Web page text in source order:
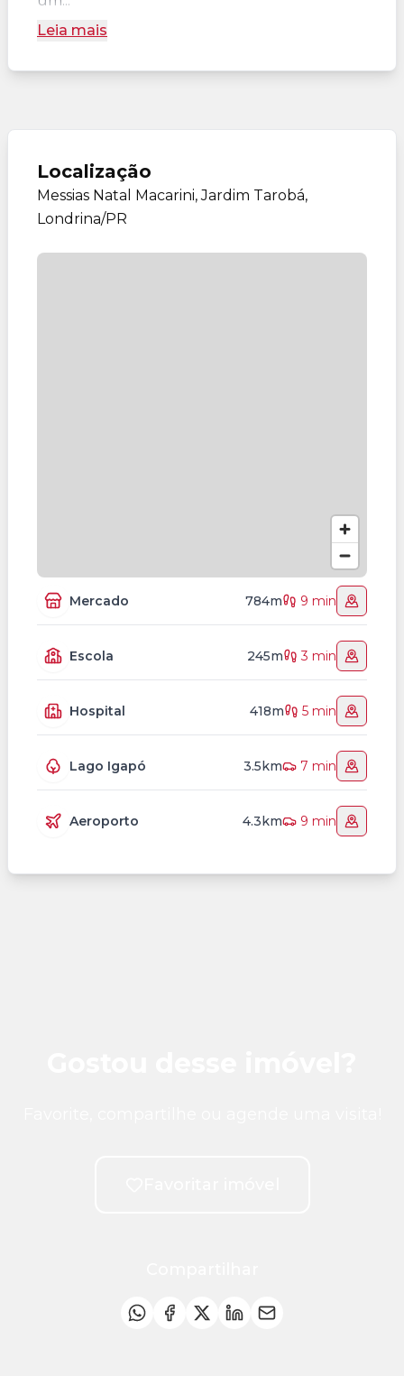
Leia mais
Localização
Messias Natal Macarini, Jardim Tarobá,
Londrina/PR
Mercado 784m 9 min
Escola 245m 3 min
Hospital 418m 5 min
Lago Igapó 3.5km 7 min
Aeroporto 4.3km 9 min